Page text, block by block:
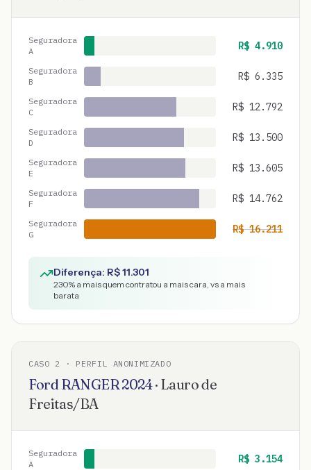
Seguradora
A
R$ 4.910
Seguradora
B
R$ 6.335
Seguradora
C
R$ 12.792
Seguradora
D
R$ 13.500
Seguradora
E
R$ 13.605
Seguradora
F
R$ 14.762
Seguradora
G
R$16.211
Diferença: R$11.301
230% a mais quem contratou a mais cara, vs a mais
barata
CASO 2 · PERFIL ANONIMIZADO
Ford RANGER2024· Lauro de
Freitas/BA
Seguradora
A
R$ 3.154